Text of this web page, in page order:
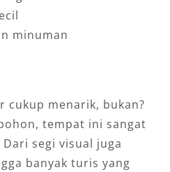
minuman
cukup menarik, bukan?
tempat ini sangat
segi visual juga
banyak turis yang